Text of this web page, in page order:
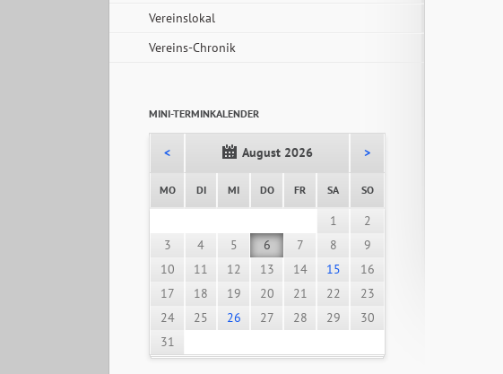
Vereinslokal
Vereins-Chronik
MINI-TERMINKALENDER
< August 2026 >
MONTAGDIENSTAG
MITTWOCH
DONNERSTAG
FREITAGSAMSTAG
SONNTAG
1
2
3
4 5 6 7 8
9
10
11 12 13 14 15
16
17
18 19 20 21 22
23
24
25 26 27 28 29
30
31